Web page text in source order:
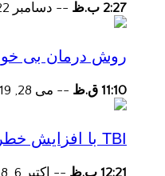
2:27 ب.ظ -- دسامبر 22, 2021
روش درمان بی
11:10 ق.ظ -- می 28, 2019
TBI با افزایش خطر ابتلا به زوال عقل در دهه های پس از آسیب همراه است
12:21 ب.ظ -- اکتبر 6, 2018